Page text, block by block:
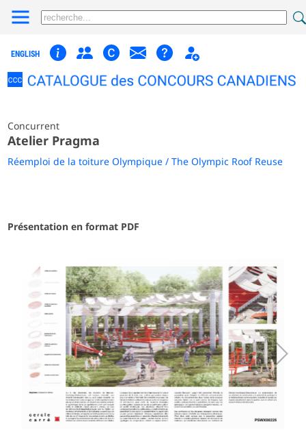
ENGLISH
Concurrent
Atelier Pragma
Réemploi de la toiture Olympique / The Olympic Roof Reuse
Présentation en format PDF